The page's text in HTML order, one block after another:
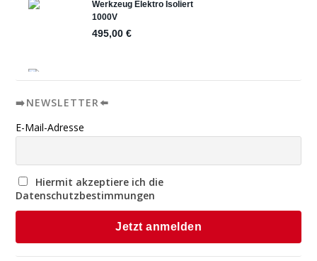
➡️NEWSLETTER⬅️
E-Mail-Adresse
Hiermit akzeptiere ich die
Datenschutzbestimmungen